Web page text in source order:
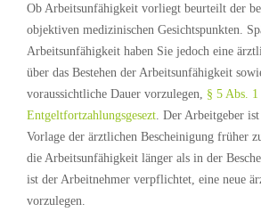
Ob Arbeitsunfähigkeit vorliegt beurteilt der
objektiven medizinischen Gesichtspunkten.
Arbeitsunfähigkeit haben Sie jedoch eine
über das Bestehen der Arbeitsunfähigkeit
voraussichtliche Dauer vorzulegen, § 5 Abs. 1
Entgeltfortzahlungsgesezt. Der Arbeitgeber
Vorlage der ärztlichen Bescheinigung früher
die Arbeitsunfähigkeit länger als in der
ist der Arbeitnehmer verpflichtet, eine neue
vorzulegen.